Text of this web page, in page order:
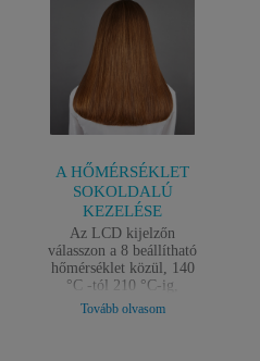
A HŐMÉRSÉKLET
SOKOLDALÚ
KEZELÉSE
Az LCD kijelzőn
válasszon a 8 beállítható
hőmérséklet közül, 140
°C -tól 210 °C-ig,
intenzív 210 °C-os
Tovább olvasom